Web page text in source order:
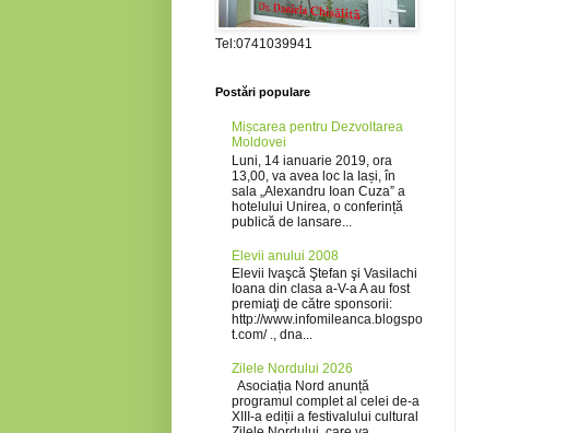
Tel:0741039941
Postări populare
Mișcarea pentru Dezvoltarea
Moldovei
Luni, 14 ianuarie 2019, ora
13,00, va avea loc la Iași, în
sala „Alexandru Ioan Cuza” a
hotelului Unirea, o conferință
publică de lansare...
Elevii anului 2008
Elevii Ivaşcă Ştefan şi Vasilachi
Ioana din clasa a-V-a A au fost
premiaţi de către sponsorii:
http://www.infomileanca.blogspo
t.com/ ., dna...
Zilele Nordului 2026
Asociația Nord anunță
programul complet al celei de-a
XIII-a ediții a festivalului cultural